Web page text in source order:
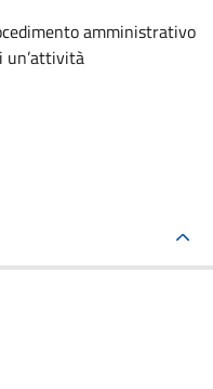
amministrativo
un’attività